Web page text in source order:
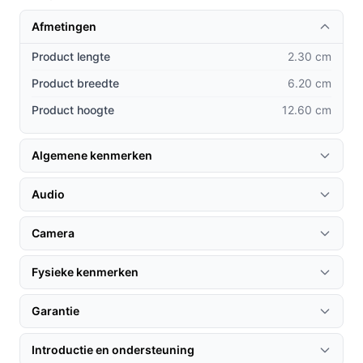
andere videodeurbellen op de markt?
Verbeterde beeldkwaliteit: De 1080p HD-video
waardoor je geen details mist.
Eenvoudige installatie: Deze deurbel is eenvoudig
te installeren en kan binnen enkele minuten in
gebruik worden genomen, zonder ingewikkelde
bedrading.
Integratie met slimme apparaten: De deurbel werkt
naadloos samen met Alexa en andere Ring-
producten, waardoor je een compleet
beveiligingssysteem kunt opzetten.
Gebruik & praktische tips
Om het meeste uit je Ring Video Deurbel te halen, zijn
hier enkele handige tips:
Afmetingen
Product lengte
2.30 cm
Product breedte
6.20 cm
Product hoogte
12.60 cm
Algemene kenmerken
Audio
Camera
Fysieke kenmerken
Garantie
Introductie en ondersteuning